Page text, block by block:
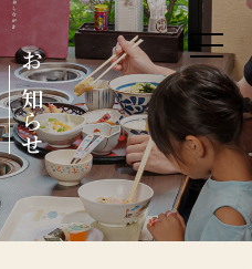
お知らせ